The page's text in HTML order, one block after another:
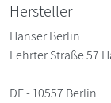
Hersteller
Hanser Berlin
Lehrter Straße 57
DE - 10557 Berlin